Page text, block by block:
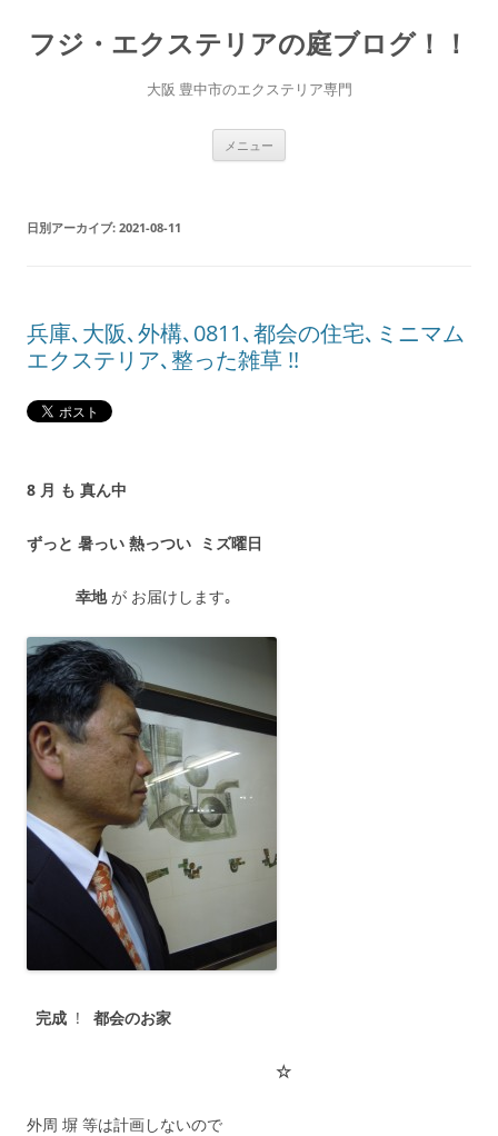
テ
ン
フジ・エクステリアの庭ブログ！！
大阪 豊中市のエクステリア専門
メニュー
日別アーカイブ: 2021-08-11
兵庫､大阪､外構､0811､都会の住宅､ミニマム
エクステリア､整った雑草 !!
8 月 も 真ん中
ずっと 暑っい 熱っつい ミズ曜日
幸地が お届けします｡
完成 ! 都会のお家
☆
外周 塀 等は計画しないので